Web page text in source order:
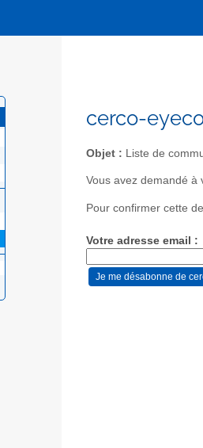
cerco-
Objet : Liste de
Vous avez demandé à
Pour confirmer cette
Votre adresse email :